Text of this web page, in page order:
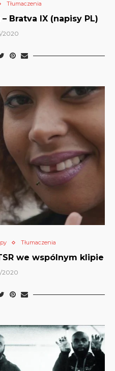
Tłumaczenia
Bratva IX (napisy PL)
2020
Tłumaczenia
we wspólnym klipie
2020